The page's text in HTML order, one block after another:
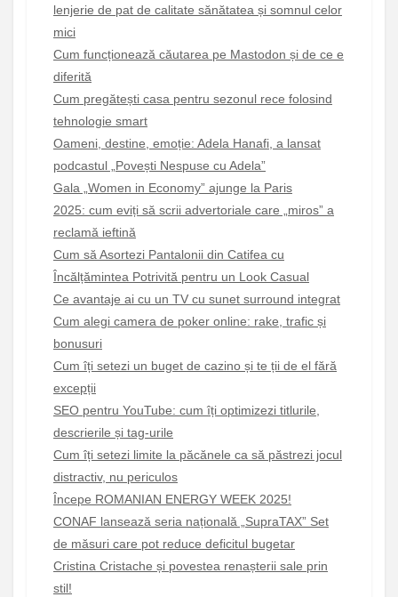
lenjerie de pat de calitate sănătatea și somnul celor
mici
Cum funcționează căutarea pe Mastodon și de ce e
diferită
Cum pregătești casa pentru sezonul rece folosind
tehnologie smart
Oameni, destine, emoție: Adela Hanafi, a lansat
podcastul „Povești Nespuse cu Adela”
Gala „Women in Economy” ajunge la Paris
2025: cum eviți să scrii advertoriale care „miros” a
reclamă ieftină
Cum să Asortezi Pantalonii din Catifea cu
Încălțămintea Potrivită pentru un Look Casual
Ce avantaje ai cu un TV cu sunet surround integrat
Cum alegi camera de poker online: rake, trafic și
bonusuri
Cum îți setezi un buget de cazino și te ții de el fără
excepții
SEO pentru YouTube: cum îți optimizezi titlurile,
descrierile și tag-urile
Cum îți setezi limite la păcănele ca să păstrezi jocul
distractiv, nu periculos
Începe ROMANIAN ENERGY WEEK 2025!
CONAF lansează seria națională „SupraTAX” Set
de măsuri care pot reduce deficitul bugetar
Cristina Cristache și povestea renașterii sale prin
stil!